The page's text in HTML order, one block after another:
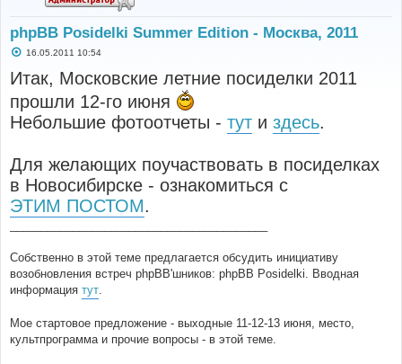
phpBB Posidelki Summer Edition - Москва, 2011
С
б
е
и
16.05.2011 10:54
Итак, Московские летние посиделки 2011
прошли 12-го июня
Небольшие фотоотчеты - тут и здесь.
Для желающих поучаствовать в посиделках
в Новосибирске - ознакомиться с
ЭТИМ ПОСТОМ.
Собственно в этой теме предлагается обсудить инициативу
возобновления встреч phpBB'шников: phpBB Posidelki. Вводная
информация тут.
Мое стартовое предложение - выходные 11-12-13 июня, место,
культпрограмма и прочие вопросы - в этой теме.